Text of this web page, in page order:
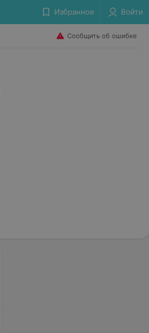
Избранное Войти
Сообщить об ошибке